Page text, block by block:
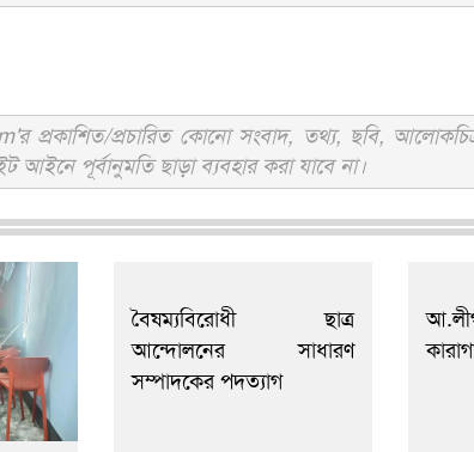
প্রকাশিত/প্রচারিত কোনো সংবাদ, তথ্য, ছবি, আলোকচিত্র,
আইনে পূর্বানুমতি ছাড়া ব্যবহার করা যাবে না।
বৈষম্যবিরোধী ছাত্র
আন্দোলনের সাধারণ
সম্পাদকের পদত্যাগ